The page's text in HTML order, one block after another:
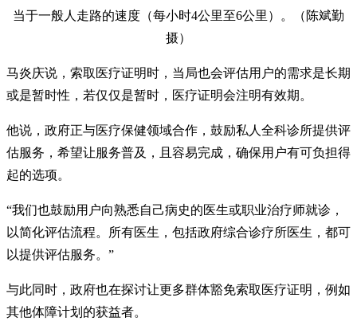
当于一般人走路的速度（每小时4公里至6公里）。（陈斌勤
摄）
马炎庆说，索取医疗证明时，当局也会评估用户的需求是长期
或是暂时性，若仅仅是暂时，医疗证明会注明有效期。
他说，政府正与医疗保健领域合作，鼓励私人全科诊所提供评
估服务，希望让服务普及，且容易完成，确保用户有可负担得
起的选项。
“我们也鼓励用户向熟悉自己病史的医生或职业治疗师就诊，
以简化评估流程。所有医生，包括政府综合诊疗所医生，都可
以提供评估服务。”
与此同时，政府也在探讨让更多群体豁免索取医疗证明，例如
其他体障计划的获益者。